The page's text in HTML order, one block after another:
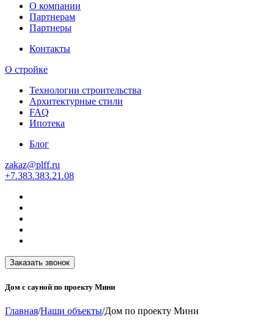
О компании
Партнерам
Партнеры
Контакты
О стройке
Технологии строительства
Архитектурные стили
FAQ
Ипотека
Блог
zakaz@plff.ru
+7.383.383.21.08
Заказать звонок
Дом с сауной по проекту Мини
Главная/Наши объекты/Дом по проекту Мини